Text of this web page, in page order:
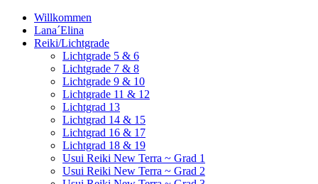
Willkommen
Lana´Elina
Reiki/Lichtgrade
Lichtgrade 5 & 6
Lichtgrade 7 & 8
Lichtgrade 9 & 10
Lichtgrade 11 & 12
Lichtgrad 13
Lichtgrad 14 & 15
Lichtgrad 16 & 17
Lichtgrad 18 & 19
Usui Reiki New Terra ~ Grad 1
Usui Reiki New Terra ~ Grad 2